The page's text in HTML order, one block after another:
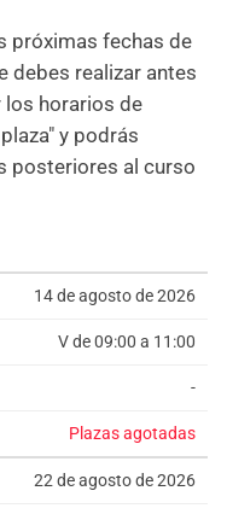
próximas fechas de
debes realizar antes
los horarios de
y podrás
posteriores al curso
14 de agosto de 2026
V de 09:00 a 11:00
-
Plazas agotadas
22 de agosto de 2026